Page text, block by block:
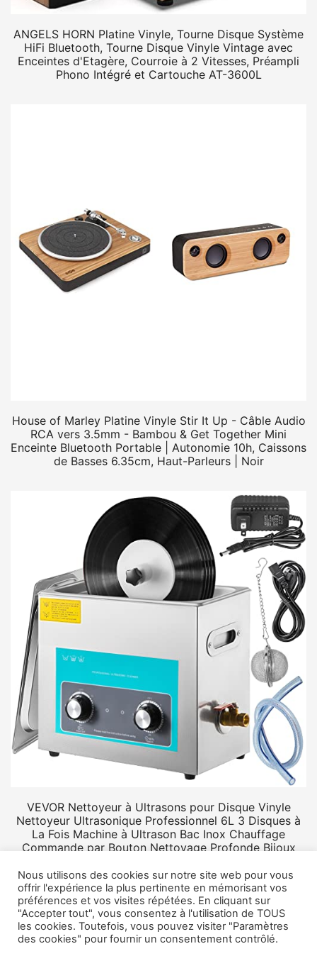
ANGELS HORN Platine Vinyle, Tourne Disque Système
HiFi Bluetooth, Tourne Disque Vinyle Vintage avec
Enceintes d'Etagère, Courroie à 2 Vitesses, Préampli
Phono Intégré et Cartouche AT-3600L
House of Marley Platine Vinyle Stir It Up - Câble Audio
RCA vers 3.5mm - Bambou & Get Together Mini
Enceinte Bluetooth Portable | Autonomie 10h, Caissons
de Basses 6.35cm, Haut-Parleurs | Noir
VEVOR Nettoyeur à Ultrasons pour Disque Vinyle
Nettoyeur Ultrasonique Professionnel 6L 3 Disques à
La Fois Machine à Ultrason Bac Inox Chauffage
Commande par Bouton Nettoyage Profonde Bijoux
© 2026 Rangement vinyle.Mentions légales
Nous utilisons des cookies sur notre site web pour vous
offrir l'expérience la plus pertinente en mémorisant vos
préférences et vos visites répétées. En cliquant sur
"Accepter tout", vous consentez à l'utilisation de TOUS
les cookies. Toutefois, vous pouvez visiter "Paramètres
des cookies" pour fournir un consentement contrôlé.